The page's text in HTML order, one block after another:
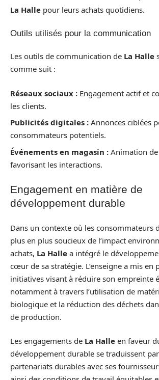
La Halle pour leurs achats quotidiens.
Outils utilisés pour la communication
Les outils de communication de La Halle
comme suit :
Réseaux sociaux : Engagement actif et
les clients.
Publicités digitales : Annonces ciblées
consommateurs potentiels.
Événements en magasin : Animation
favorisant les interactions.
Engagement en matière de
développement durable
Dans un contexte où les consommateurs
plus en plus soucieux de l’impact
achats, La Halle a intégré le
cœur de sa stratégie. L’enseigne a mis en
initiatives visant à réduire son empreinte
notamment à travers l’utilisation de
biologique et la réduction des déchets
de production.
Les engagements de La Halle en faveur
développement durable se traduissent
partenariats durables avec ses